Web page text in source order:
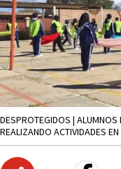
DESPROTEGIDOS |
REALIZANDO ACTIVIDADES